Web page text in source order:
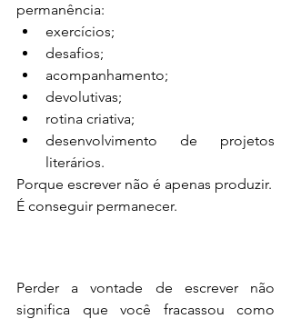
permanência:
exercícios;
desafios;
acompanhamento;
devolutivas;
rotina criativa;
desenvolvimento de projetos
literários.
Porque escrever não é apenas produzir.
É conseguir permanecer.
Perder a vontade de escrever não
significa que você fracassou como